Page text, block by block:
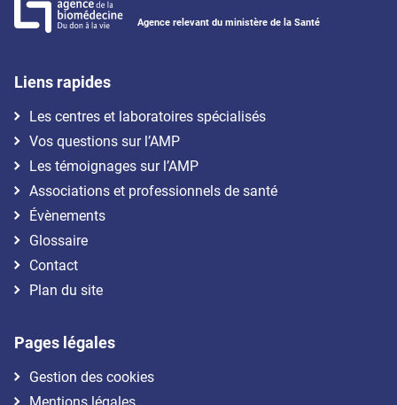
Agence relevant du ministère de la Santé
Liens rapides
Les centres et laboratoires spécialisés
Vos questions sur l’AMP
Les témoignages sur l’AMP
Associations et professionnels de santé
Évènements
Glossaire
Contact
Plan du site
Pages légales
Gestion des cookies